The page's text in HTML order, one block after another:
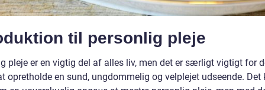
til personlig pleje
pleje er en vigtig del af alles liv, men det er særligt vigtigt for
opretholde en sund, ungdommelig og velplejet udseende. Det